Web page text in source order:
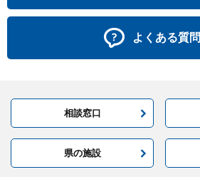
よくある質問
相談窓口
県の施設